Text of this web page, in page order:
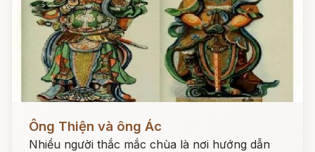
Đọc ngay
Ông Thiện và ông Ác
Nhiều người thắc mắc chùa là nơi hướng dẫn